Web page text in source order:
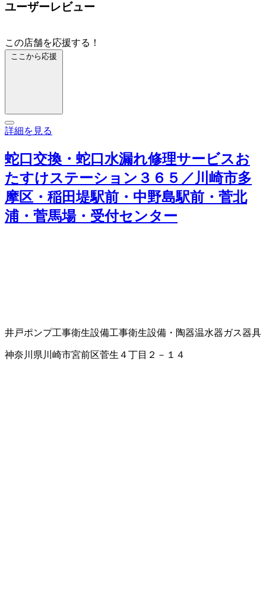
ユーザーレビュー
この店舗を応援する！
ここから応援
詳細を見る
蛇口交換・蛇口水漏れ修理サービスお
たすけステーション３６５／川崎市多
摩区・稲田堤駅前・中野島駅前・菅北
浦・菅馬場・受付センター
井戸ポンプ工事衛生設備工事衛生設備・陶器温水器ガス器具
神奈川県川崎市宮前区菅生４丁目２－１４